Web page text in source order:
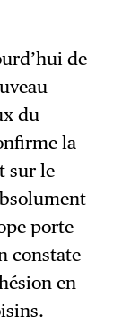
de
du
la
sur le
porte
constate
en